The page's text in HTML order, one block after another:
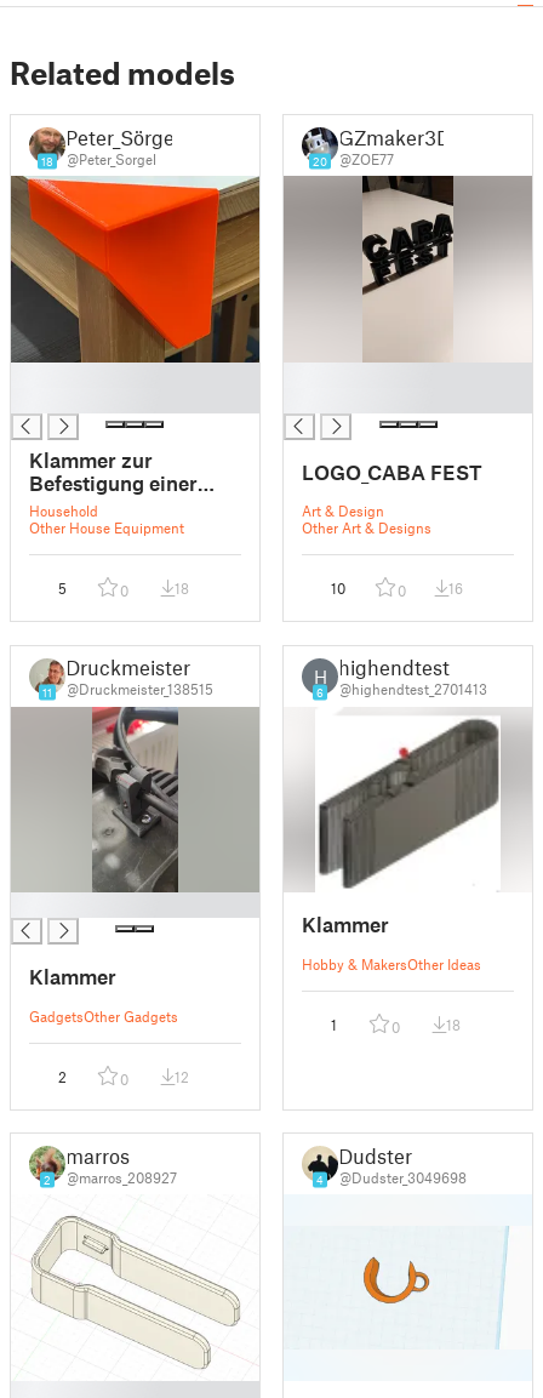
Related models
18
Peter_Sörgel
@Peter_Sorgel
Klammer zur
Befestigung einer
MDF-Platte auf IKEA-
Jokkmokk
Household
Other House Equipment
5 0 18
20
GZmaker3D
@ZOE77
LOGO_CABA FEST
Art & Design
Other Art & Designs
10 0 16
11
Druckmeister
@Druckmeister_138515
Klammer
GadgetsOther Gadgets
2 0 12
H
6
highendtest
@highendtest_2701413
Klammer
Hobby & MakersOther Ideas
1 0 18
2
marros
@marros_208927 4
Dudster
@Dudster_3049698